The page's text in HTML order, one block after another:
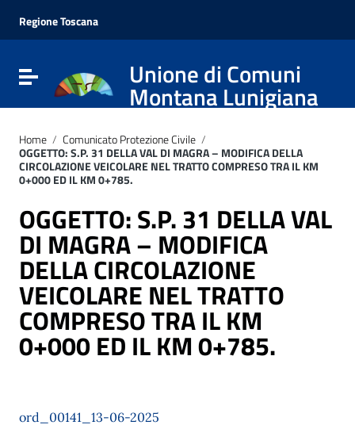
Vai al menu di navigazione
Vai al footer
Regione Toscana
Attiva / disattiva la navigazioneUnione di Comuni
Montana Lunigiana
Home / Comunicato Protezione Civile /
OGGETTO: S.P. 31 DELLA VAL DI MAGRA – MODIFICA DELLA
CIRCOLAZIONE VEICOLARE NEL TRATTO COMPRESO TRA IL KM
0+000 ED IL KM 0+785.
OGGETTO: S.P. 31 DELLA VAL
DI MAGRA – MODIFICA
DELLA CIRCOLAZIONE
VEICOLARE NEL TRATTO
COMPRESO TRA IL KM
0+000 ED IL KM 0+785.
ord_00141_13-06-2025